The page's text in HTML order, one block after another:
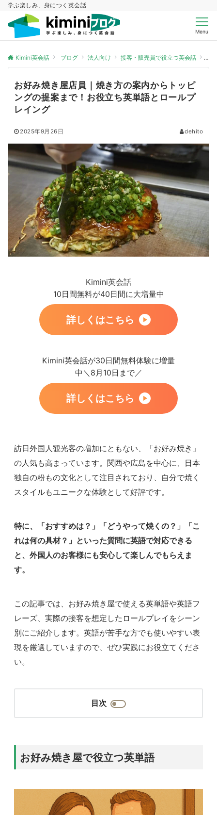
学ぶ楽しみ、身につく英会話
Menu
Kimini英会話 ブログ 法人向け 接客・販売員で役立つ英会話 お
お好み焼き屋店員｜焼き方の案内からトッピ
ングの提案まで！お役立ち英単語とロールプ
レイング
2025年9月26日 dehito
Kimini英会話
10日間無料が40日間に大増量中
詳しくはこちら
Kimini英会話が30日間無料体験に増量
中＼8月10日まで／
詳しくはこちら
訪日外国人観光客の増加にともない、「お好み焼き」
の人気も高まっています。関西や広島を中心に、日本
独自の粉もの文化として注目されており、自分で焼く
スタイルもユニークな体験として好評です。
特に、「おすすめは？」「どうやって焼くの？」「こ
れは何の具材？」といった質問に英語で対応できる
と、外国人のお客様にも安心して楽しんでもらえま
す。
この記事では、お好み焼き屋で使える英単語や英語フ
レーズ、実際の接客を想定したロールプレイをシーン
別にご紹介します。英語が苦手な方でも使いやすい表
現を厳選していますので、ぜひ実践にお役立てくださ
い。
目次
お好み焼き屋で役立つ英単語